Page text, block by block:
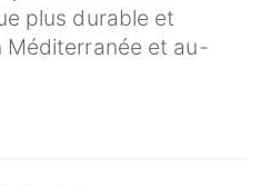
plus durable et
et au-